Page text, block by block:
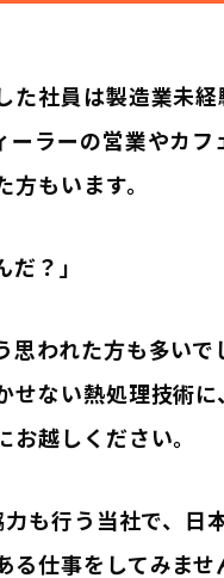
た社員は製造業未
ーラーの営業やカ
もいます。
だ？」
思われた方も多いで
せない熱処理技術
越しください。
も行う当社で、日
る仕事をしてみませ